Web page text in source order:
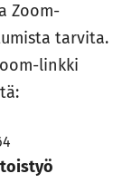
Zoom-
tarvita.
linkki